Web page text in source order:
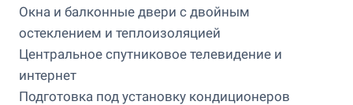
Окна и балконные двери с двойным
остеклением и теплоизоляцией
Центральное спутниковое телевидение и
интернет
Подготовка под установку кондиционеров